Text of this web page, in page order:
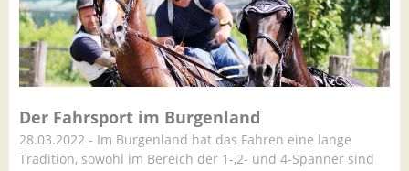
Der Fahrsport im Burgenland
28.03.2022 - Im Burgenland hat das Fahren eine lange
Tradition, sowohl im Bereich der 1-,2- und 4-Spänner sind